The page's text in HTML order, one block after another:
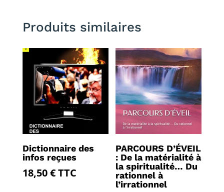
Produits similaires
Dictionnaire des
infos reçues
18,50€TTC
PARCOURS D’ÉVEIL
: De la matérialité à
la spiritualité… Du
rationnel à
l’irrationnel